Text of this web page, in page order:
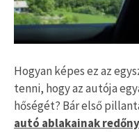
Hogyan képes ez az
tenni, hogy az autója
hőségét? Bár első
autó ablakainak